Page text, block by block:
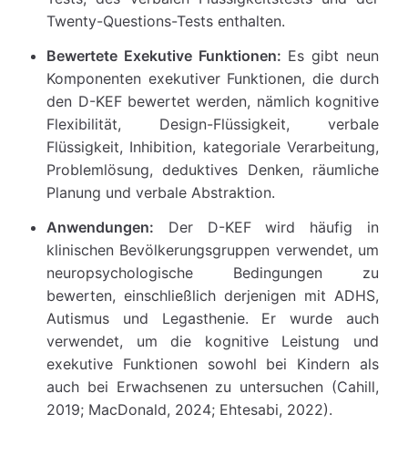
Twenty-Questions-Tests enthalten.
Bewertete Exekutive Funktionen: Es gibt neun
Komponenten exekutiver Funktionen, die durch
den D-KEF bewertet werden, nämlich kognitive
Flexibilität, Design-Flüssigkeit, verbale
Flüssigkeit, Inhibition, kategoriale Verarbeitung,
Problemlösung, deduktives Denken, räumliche
Planung und verbale Abstraktion.
Anwendungen: Der D-KEF wird häufig in
klinischen Bevölkerungsgruppen verwendet, um
neuropsychologische Bedingungen zu
bewerten, einschließlich derjenigen mit ADHS,
Autismus und Legasthenie. Er wurde auch
verwendet, um die kognitive Leistung und
exekutive Funktionen sowohl bei Kindern als
auch bei Erwachsenen zu untersuchen (Cahill,
2019; MacDonald, 2024; Ehtesabi, 2022).